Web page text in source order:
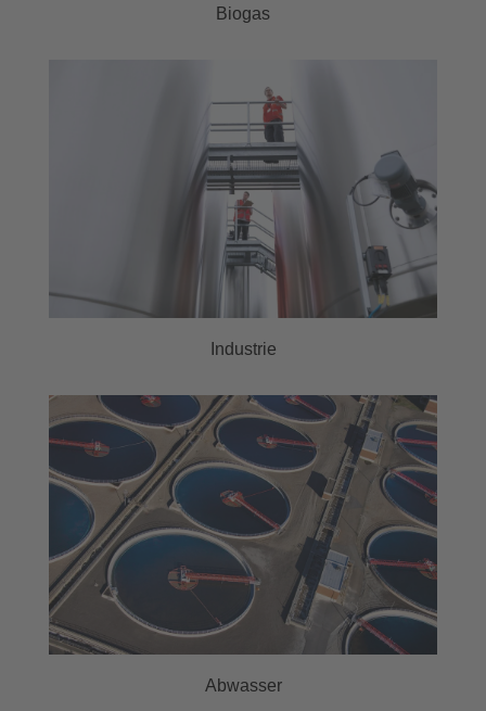
Biogas
Industrie
Abwasser